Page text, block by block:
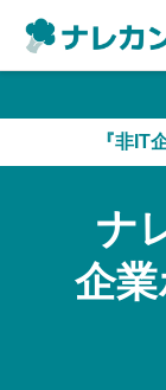
AI機能
ご利用企業様
セキュリティ
『非IT
ナ
企